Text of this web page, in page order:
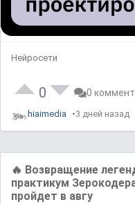
Нейросети
0 0
hiaimedia 3 дней назад
🔥 Возвращение
практикум
пройдет в авгу